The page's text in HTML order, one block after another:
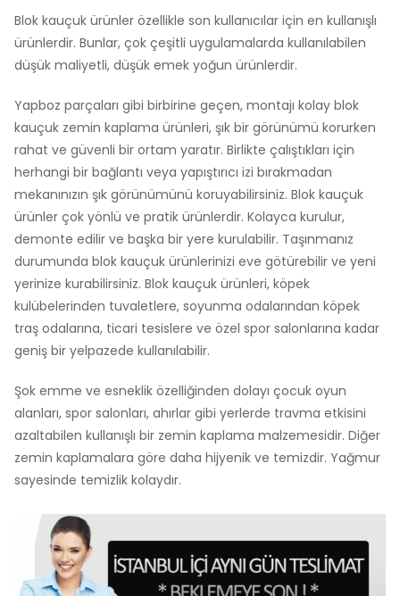
Blok kauçuk ürünler özellikle son kullanıcılar için en kullanışlı
ürünlerdir. Bunlar, çok çeşitli uygulamalarda kullanılabilen
düşük maliyetli, düşük emek yoğun ürünlerdir.
Yapboz parçaları gibi birbirine geçen, montajı kolay blok
kauçuk zemin kaplama ürünleri, şık bir görünümü korurken
rahat ve güvenli bir ortam yaratır. Birlikte çalıştıkları için
herhangi bir bağlantı veya yapıştırıcı izi bırakmadan
mekanınızın şık görünümünü koruyabilirsiniz. Blok kauçuk
ürünler çok yönlü ve pratik ürünlerdir. Kolayca kurulur,
demonte edilir ve başka bir yere kurulabilir. Taşınmanız
durumunda blok kauçuk ürünlerinizi eve götürebilir ve yeni
yerinize kurabilirsiniz. Blok kauçuk ürünleri, köpek
kulübelerinden tuvaletlere, soyunma odalarından köpek
traş odalarına, ticari tesislere ve özel spor salonlarına kadar
geniş bir yelpazede kullanılabilir.
Şok emme ve esneklik özelliğinden dolayı çocuk oyun
alanları, spor salonları, ahırlar gibi yerlerde travma etkisini
azaltabilen kullanışlı bir zemin kaplama malzemesidir. Diğer
zemin kaplamalara göre daha hijyenik ve temizdir. Yağmur
sayesinde temizlik kolaydır.